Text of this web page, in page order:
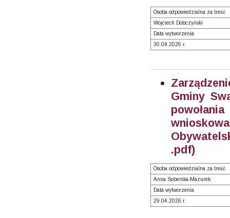
Osoba odpowiedzialna za treść
Wojciech Dobczyński
Data wytworzenia
30.04.2026 r.
Gminy
.pdf)
Osoba odpowiedzialna za treść
Anna Soberska-Mazurek
Data wytworzenia
29.04.2026 r.